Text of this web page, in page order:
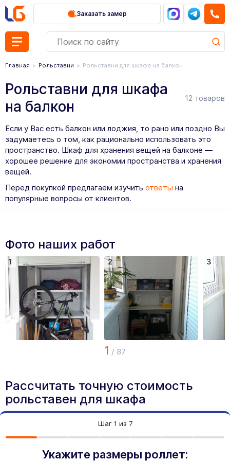
Заказать замер
Главная Рольставни Рольставни для шкафа на балкон
Рольставни для шкафа
на балкон
12 товаров
Если у Вас есть балкон или лоджия, то рано или поздно Вы
задумаетесь о том, как рационально использовать это
пространство. Шкаф для хранения вещей на балконе —
хорошее решение для экономии пространства и хранения
вещей.
Перед покупкой предлагаем изучить ответы на
популярные вопросы от клиентов.
Фото наших работ
1 2 3
1 / 87
Рассчитать точную стоимость
рольставен для шкафа
Шаг 1 из 7
Укажите размеры роллет: